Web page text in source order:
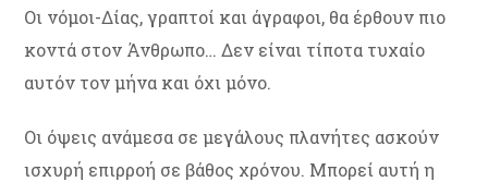
Οι νόμοι-Δίας, γραπτοί και άγραφοι, θα έρθουν πιο
κοντά στον Άνθρωπο… Δεν είναι τίποτα τυχαίο
αυτόν τον μήνα και όχι μόνο.
Οι όψεις ανάμεσα σε μεγάλους πλανήτες ασκούν
ισχυρή επιρροή σε βάθος χρόνου. Μπορεί αυτή η